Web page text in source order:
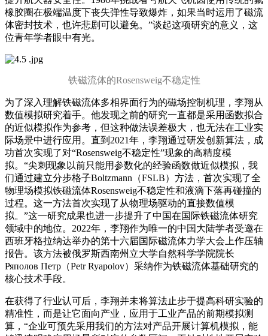
橡胶圈在极端温度下丧失弹性导致爆炸，如果当时运用了磁流
体密封技术，也许悲剧可以避免。”谈起这项研究的意义，这
位青年学者眼中有光。
铁磁流体的Rosensweig不稳定性
为了深入理解铁磁流体多相界面行为的磁场控制机理，李翔从
数值模拟研究着手。他发现之前的研究一直都是采用函数拟合
的近似模拟作为参考，但这种做法误差极大，也无法在工业实
际场景中进行应用。直到2021年，李翔通过研发创新算法，成
功首次实现了对“Rosensweig不稳定性”现象的高精度模
拟。“尖刺现象以前只能用参数化的经验函数做近似模拟，我
们通过建立分步格子Boltzmann（FSLB）方法，首次实现了全
物理场模拟铁磁流体Rosensweig不稳定性和液滴下落再碰撞的
过程。这一方法首次实现了从物理场驱动的直接数值模
拟。”这一研究成果也进一步提升了中国在国际铁磁流体研究
领域中的地位。2022年，李翔作为唯一的中国大陆学者受邀在
西班牙格拉纳达举办的第十六届国际磁流体力学大会上作压轴
报告。该方法被俄罗斯西南州立大学自然科学学院院长
Ряполов Петр（Petr Ryapolov）采纳作为铁磁流体基础研究的
核心技术手段。
在获得了行业认可后，李翔并未将算法止步于提高科研实验的
精准性，而是让它面向产业，应用于工业产品的前期模拟测
算，“企业可预先采用我们的方法对产品开展计算机模拟，能